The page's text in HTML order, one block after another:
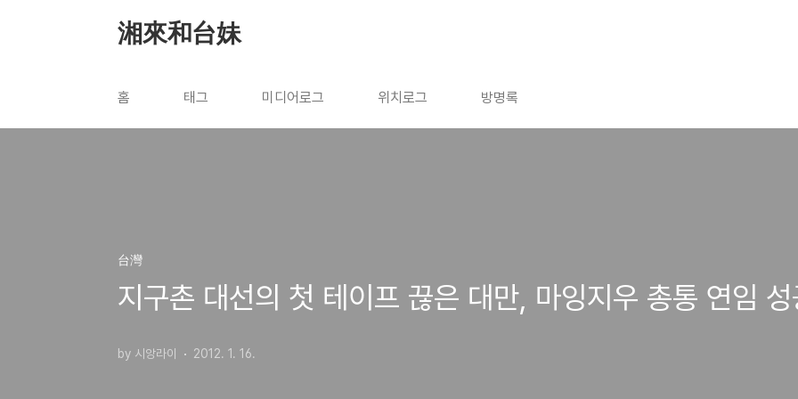
湘來和台妹
홈 태그 미디어로그 위치로그 방명록
台灣
지구촌 대선의 첫 테이프 끊은 대만, 마잉지우 총통 연임
by 시앙라이 2012. 1. 16.